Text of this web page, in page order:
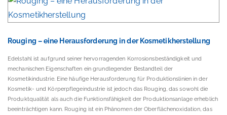
Rouging – eine Herausforderung in der Kosmetikherstellung
Edelstahl ist aufgrund seiner hervorragenden Korrosionsbeständigkeit und
mechanischen Eigenschaften ein grundlegender Bestandteil der
Kosmetikindustrie. Eine häufige Herausforderung für Produktionslinien in der
Kosmetik- und Körperpflegeindustrie ist jedoch das Rouging, das sowohl die
Produktqualität als auch die Funktionsfähigkeit der Produktionsanlage erheblich
beeinträchtigen kann. Rouging ist ein Phänomen der Oberflächenoxidation, das